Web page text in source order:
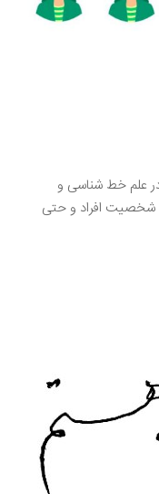
علم خط شناسی و
شخصیت افراد و حتی